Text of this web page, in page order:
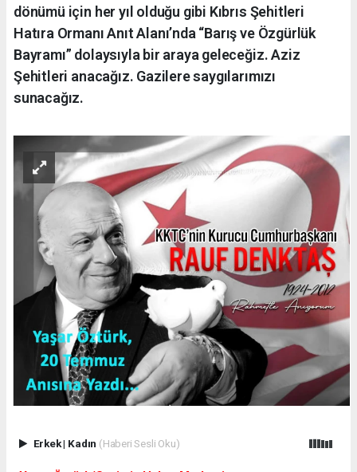
dönümü için her yıl olduğu gibi Kıbrıs Şehitleri
Hatıra Ormanı Anıt Alanı’nda “Barış ve Özgürlük
Bayramı” dolaysıyla bir araya geleceğiz. Aziz
Şehitleri anacağız. Gazilere saygılarımızı
sunacağız.
Erkek| Kadın (Haberi Sesli Oku)